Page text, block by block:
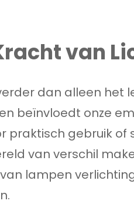
van
dan alleen het
beïnvloedt onze
praktisch gebruik of
van verschil
lampen